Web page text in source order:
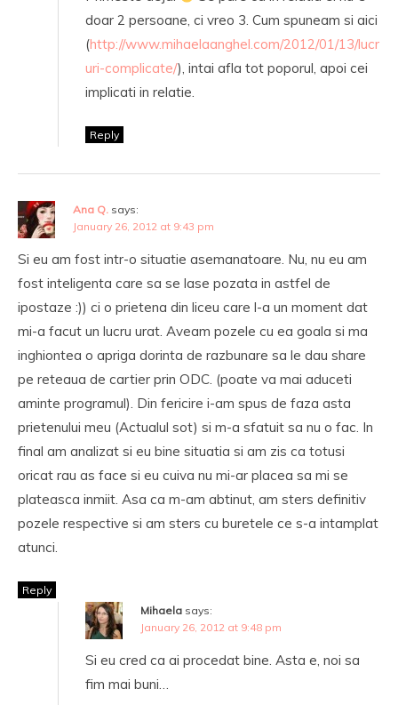
doar 2 persoane, ci vreo 3. Cum spuneam si aici
(http://www.mihaelaanghel.com/2012/01/13/lucr
uri-complicate/), intai afla tot poporul, apoi cei
implicati in relatie.
Reply
Ana Q. says:
January 26, 2012 at 9:43 pm
Si eu am fost intr-o situatie asemanatoare. Nu, nu eu am
fost inteligenta care sa se lase pozata in astfel de
ipostaze :)) ci o prietena din liceu care l-a un moment dat
mi-a facut un lucru urat. Aveam pozele cu ea goala si ma
inghiontea o apriga dorinta de razbunare sa le dau share
pe reteaua de cartier prin ODC. (poate va mai aduceti
aminte programul). Din fericire i-am spus de faza asta
prietenului meu (Actualul sot) si m-a sfatuit sa nu o fac. In
final am analizat si eu bine situatia si am zis ca totusi
oricat rau as face si eu cuiva nu mi-ar placea sa mi se
plateasca inmiit. Asa ca m-am abtinut, am sters definitiv
pozele respective si am sters cu buretele ce s-a intamplat
atunci.
Reply
Mihaela says:
January 26, 2012 at 9:48 pm
Si eu cred ca ai procedat bine. Asta e, noi sa
fim mai buni…